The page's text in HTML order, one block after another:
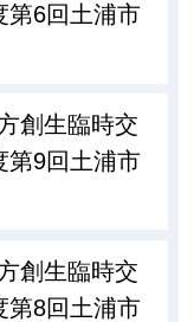
第6回土浦市
創生臨時交
第9回土浦市
創生臨時交
第8回土浦市